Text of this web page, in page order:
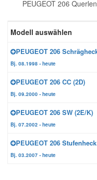
PEUGEOT 206
Modell auswählen
PEUGEOT 206
Bj. 08.1998 - heute
PEUGEOT 206 CC (2D)
Bj. 09.2000 - heute
PEUGEOT 206 SW (2E/K)
Bj. 07.2002 - heute
PEUGEOT 206 Stufenheck
Bj. 03.2007 - heute
Zündanlage und
Jeep Ersatzteile